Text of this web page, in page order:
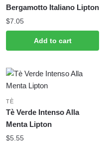
Bergamotto Italiano Lipton
$7.05
Add to cart
TÈ
Tè Verde Intenso Alla
Menta Lipton
$5.55